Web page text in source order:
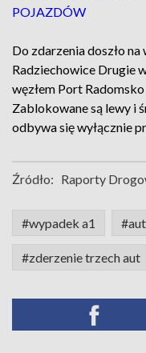
POJAZDÓW
Do zdarzenia doszło
Radziechowice Drugie
węzłem Port
Zablokowane są lewy i
odbywa się wyłącznie
Źródło: Raporty
#wypadek a1
#zderzenie trzech aut